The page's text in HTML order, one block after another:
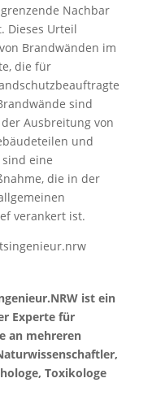
Nachbar
Dieses Urteil
Brandwänden im
die für
sind
Ausbreitung von
und
eine
die in der
verankert ist.
ist ein
Experte für
an mehreren
Toxikologe